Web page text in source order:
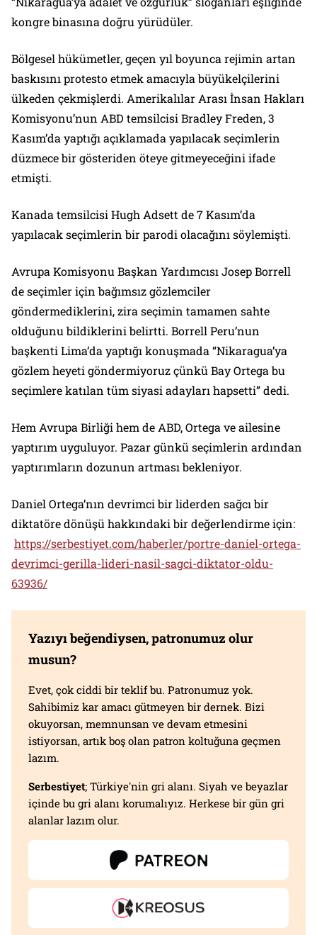
kongre binasına doğru yürüdüler.
Bölgesel hükümetler, geçen yıl boyunca rejimin artan
baskısını protesto etmek amacıyla büyükelçilerini
ülkeden çekmişlerdi. Amerikalılar Arası İnsan Hakları
Komisyonu’nun ABD temsilcisi Bradley Freden, 3
Kasım’da yaptığı açıklamada yapılacak seçimlerin
düzmece bir gösteriden öteye gitmeyeceğini ifade
etmişti.
Kanada temsilcisi Hugh Adsett de 7 Kasım’da
yapılacak seçimlerin bir parodi olacağını söylemişti.
Avrupa Komisyonu Başkan Yardımcısı Josep Borrell
de seçimler için bağımsız gözlemciler
göndermediklerini, zira seçimin tamamen sahte
olduğunu bildiklerini belirtti. Borrell Peru’nun
başkenti Lima’da yaptığı konuşmada “Nikaragua’ya
gözlem heyeti göndermiyoruz çünkü Bay Ortega bu
seçimlere katılan tüm siyasi adayları hapsetti” dedi.
Hem Avrupa Birliği hem de ABD, Ortega ve ailesine
yaptırım uyguluyor. Pazar günkü seçimlerin ardından
yaptırımların dozunun artması bekleniyor.
Daniel Ortega’nın devrimci bir liderden sağcı bir
diktatöre dönüşü hakkındaki bir değerlendirme için:
https://serbestiyet.com/haberler/portre-daniel-ortega-
devrimci-gerilla-lideri-nasil-sagci-diktator-oldu-
63936/
Yazıyı beğendiysen, patronumuz olur
musun?
Evet, çok ciddi bir teklif bu. Patronumuz yok.
Sahibimiz kar amacı gütmeyen bir dernek. Bizi
okuyorsan, memnunsan ve devam etmesini
istiyorsan, artık boş olan patron koltuğuna geçmen
lazım.
Serbestiyet; Türkiye'nin gri alanı. Siyah ve beyazlar
içinde bu gri alanı korumalıyız. Herkese bir gün gri
alanlar lazım olur.